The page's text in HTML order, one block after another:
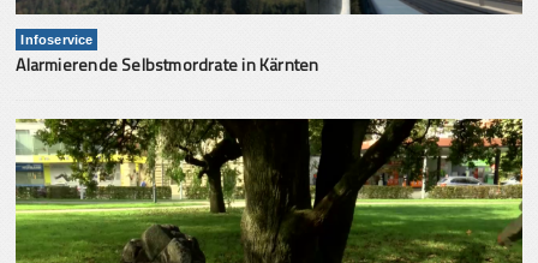
Infoservice
Alarmierende Selbstmordrate in Kärnten